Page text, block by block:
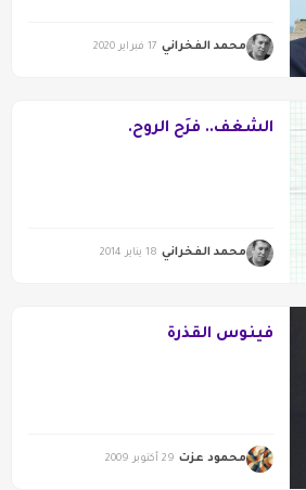
محمد الفخراني 17 فبراير 2020
الشغف.. فَرَح الروح.
محمد الفخراني 18 يناير 2014
فينوس القذرة
محمود عزت 29 أكتوبر 2009